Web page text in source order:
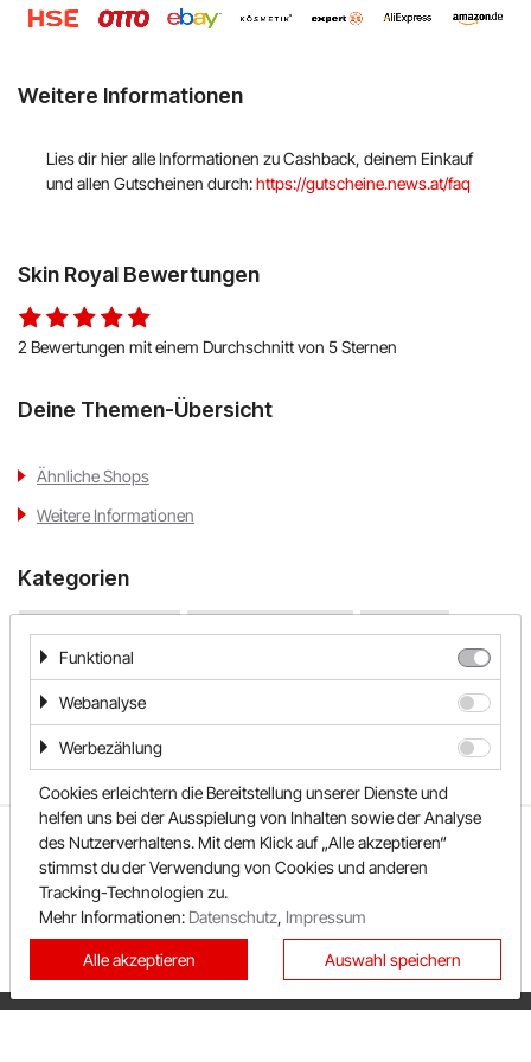
Shop Apotheke
ABOUT YOU
Universal
HUMANIC
Ulla Popken
Peek & Cloppenburg
PAGRO DISKONT
Lounge by Zalando
xxxLutz
OTTO
BADER
Bosch Hausgeräte
EMP
CAMP DAVID & SOCCX
Weitere Informationen
Lies dir hier alle Informationen zu Cashback, deinem Einkauf
und allen Gutscheinen durch:https://gutscheine.news.at/faq
Skin Royal Bewertungen
2 Bewertungen mit einem Durchschnitt von 5 Sternen
Deine Themen-Übersicht
Ähnliche Shops
Weitere Informationen
Kategorien
Parfum
Parfum & Kosmetik
Tabakwaren, CBD & E-Zigaretten
ÜBER UNS UNSER TEAM
FAQ
REWARDO
KONTAKT
SHOPS
SONDERAKTIONEN
NEUESTE GUTSCHEINE
TOP GUTSCHEINE
EXKLUSIVE GUTSCHEINE
Funktional
Webanalyse
Werbezählung
Cookies erleichtern die Bereitstellung unserer Dienste und
helfen uns bei der Ausspielung von Inhalten sowie der Analyse
des Nutzerverhaltens. Mit dem Klick auf „Alle akzeptieren“
stimmst du der Verwendung von Cookies und anderen
Tracking-Technologien zu.
Mehr Informationen: Datenschutz, Impressum
Alle akzeptieren Auswahl speichern